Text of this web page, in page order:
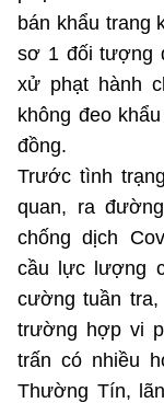
bán khẩu trang
sơ 1 đối tượng
xử phạt hành
không đeo
đồng.
Trước tình
quan, ra
chống dịch
cầu lực lượng
cường tuần
trường hợp vi
trấn có nhiều
Thường Tín,